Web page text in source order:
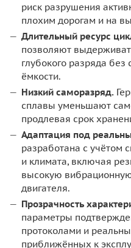
риск разрушения
плохим дорогам и на
Длительный ресурс
позволяют
глубокого разряда
ёмкости.
Низкий саморазряд.
сплавы уменьшают
продлевая срок
Адаптация под
разработана с учётом
и климата, включая
высокую
двигателя.
Прозрачность
параметры
протоколами и
приближённых к